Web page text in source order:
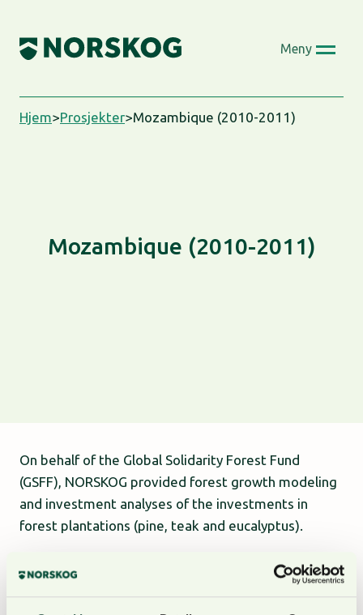
content
Meny
Hjem>Prosjekter>Mozambique (2010-2011)
Mozambique (2010-2011)
On behalf of the Global Solidarity Forest Fund
(GSFF), NORSKOG provided forest growth modeling
and investment analyses of the investments in
forest plantations (pine, teak and eucalyptus).
Mozambique is a country located in South-eastern
Africa and it has a coast on the Indian ocean. It